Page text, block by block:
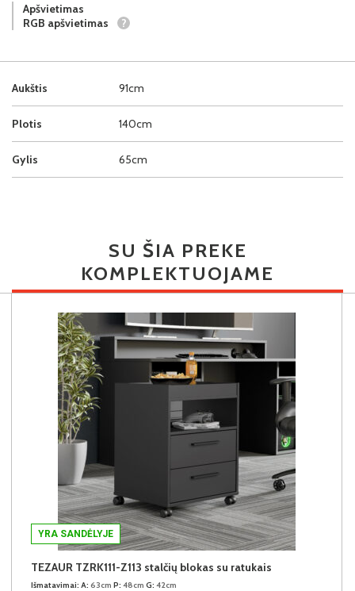
Aukštis 91cm
Plotis 140cm
Gylis 65cm
Apšvietimas
RGB apšvietimas
?
SU ŠIA PREKE
KOMPLEKTUOJAME
YRA SANDĖLYJE
TEZAUR TZRK111-Z113 stalčių blokas su ratukais
Išmatavimai: A: 63cm P: 48cm G: 42cm